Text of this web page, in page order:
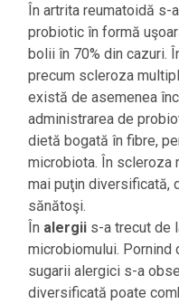
În artrita reumatoidă s-
probiotic în formă
bolii în 70% din cazuri.
precum scleroza
există de asemenea
administrarea de
dietă bogată în fibre,
microbiota. În scleroza
mai puţin diversificată,
sănătoşi.
În alergii s-a trecut de
microbiomului.
sugarii alergici s-a
diversificată poate